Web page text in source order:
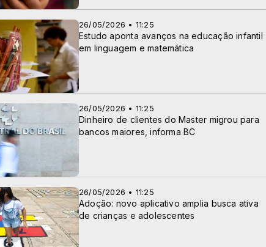
26/05/2026 • 11:25
Estudo aponta avanços na educação infantil
em linguagem e matemática
26/05/2026 • 11:25
Dinheiro de clientes do Master migrou para
bancos maiores, informa BC
26/05/2026 • 11:25
Adoção: novo aplicativo amplia busca ativa
de crianças e adolescentes